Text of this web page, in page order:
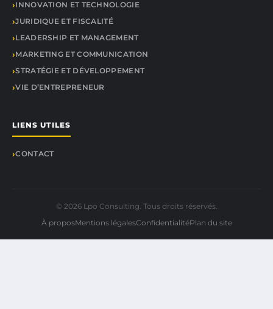
INNOVATION ET TECHNOLOGIE
JURIDIQUE ET FISCALITÉ
LEADERSHIP ET MANAGEMENT
MARKETING ET COMMUNICATION
STRATÉGIE ET DÉVELOPPEMENT
VIE D’ENTREPRENEUR
LIENS UTILES
CONTACT
© 2026 Lpo Consulting. Tous droits réservés.
À proposMentions légalesConfidentialitéPlan du site